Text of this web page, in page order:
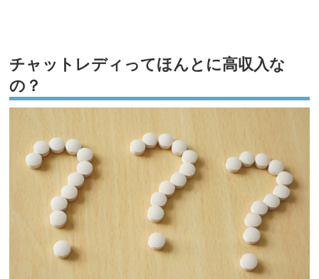
チャットレディってほんとに高収入な
の？